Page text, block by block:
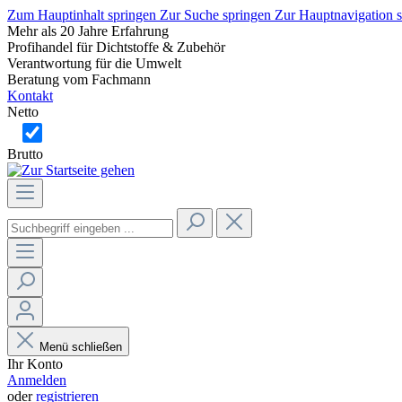
Zum Hauptinhalt springen Zur Suche springen Zur Hauptnavigation
Mehr als 20 Jahre Erfahrung
Profihandel für Dichtstoffe & Zubehör
Verantwortung für die Umwelt
Beratung vom Fachmann
Kontakt
Netto
Brutto
Menü schließen
Ihr Konto
Anmelden
oderregistrieren